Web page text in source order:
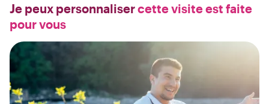
Je peux personnalisercette visite est faite
pour vous